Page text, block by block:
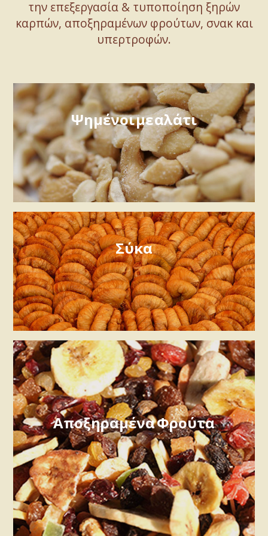
την επεξεργασία & τυποποίηση ξηρών
καρπών, αποξηραμένων φρούτων, σνακ και
υπερτροφών.
Ψημένοι με αλάτι
Σύκα
Αποξηραμένα Φρούτα